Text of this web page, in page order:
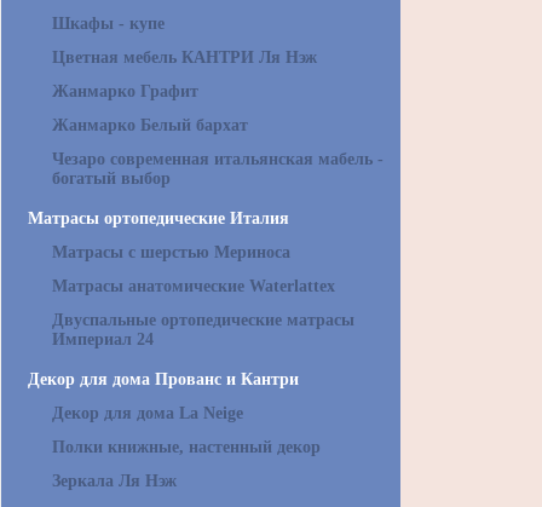
Шкафы - купе
Цветная мебель КАНТРИ Ля Нэж
Жанмарко Графит
Жанмарко Белый бархат
Чезаро современная итальянская мабель -
богатый выбор
Матрасы ортопедические Италия
Матрасы с шерстью Мериноса
Матрасы анатомические Waterlattex
Двуспальные ортопедические матрасы
Империал 24
Декор для дома Прованс и Кантри
Декор для дома La Neige
Полки книжные, настенный декор
Зеркала Ля Нэж